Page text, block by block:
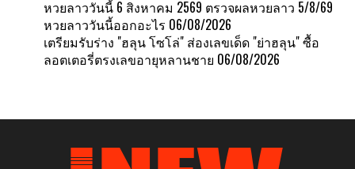
หวยลาววันนี้ 6 สิงหาคม 2569 ตรวจผลหวยลาว 5/8/69
หวยลาววันนี้ออกอะไร 06/08/2026
เตรียมรับร่าง "ฮลุน โซโล่" ส่องเลขเด็ด "ย่าฮลุน" ซื้อ
ลอตเตอรี่ตรงเลขอายุหลานชาย 06/08/2026